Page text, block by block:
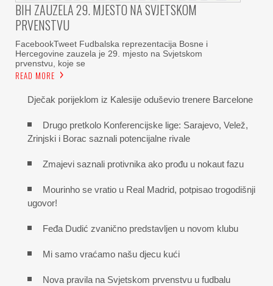
BIH ZAUZELA 29. MJESTO NA SVJETSKOM
PRVENSTVU
FacebookTweet Fudbalska reprezentacija Bosne i
Hercegovine zauzela je 29. mjesto na Svjetskom
prvenstvu, koje se
READ MORE
Dječak porijeklom iz Kalesije oduševio trenere Barcelone
Drugo pretkolo Konferencijske lige: Sarajevo, Velež,
Zrinjski i Borac saznali potencijalne rivale
Zmajevi saznali protivnika ako prođu u nokaut fazu
Mourinho se vratio u Real Madrid, potpisao trogodišnji
ugovor!
Feđa Dudić zvanično predstavljen u novom klubu
Mi samo vraćamo našu djecu kući
Nova pravila na Svjetskom prvenstvu u fudbalu